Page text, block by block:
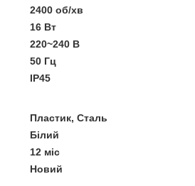
2400 об/хв
16 Вт
220~240 В
50 Гц
IP45
Пластик, Сталь
Білий
12 міс
Новий